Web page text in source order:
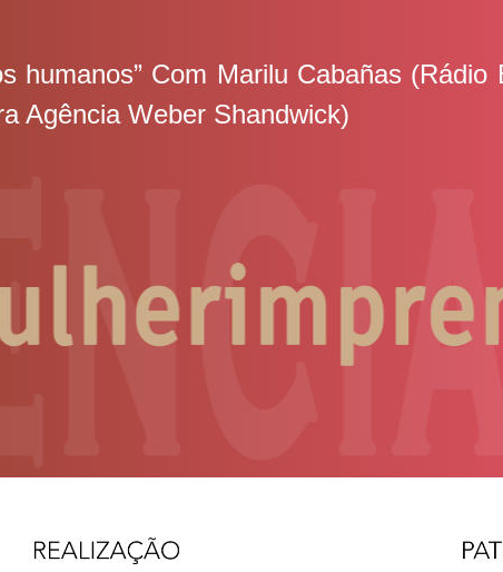
humanos” Com Marilu Cabañas (Rádio
Agência Weber Shandwick)